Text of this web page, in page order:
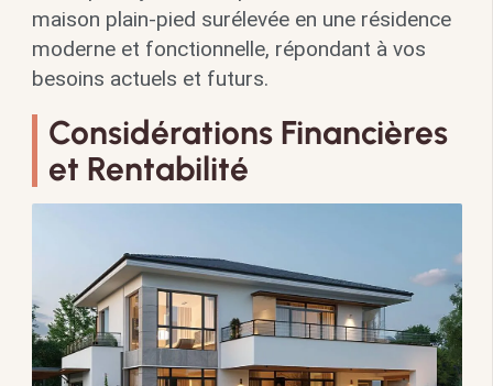
maison plain-pied surélevée en une résidence
moderne et fonctionnelle, répondant à vos
besoins actuels et futurs.
Considérations Financières
et Rentabilité